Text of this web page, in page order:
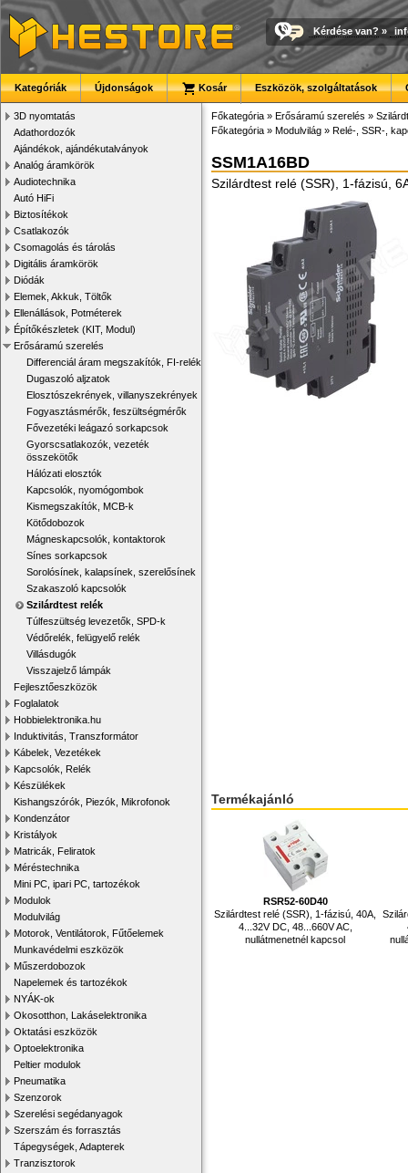
Kérdése van? »
Kategóriák Újdonságok Kosár Eszközök, szolgáltatások
3D nyomtatás
Adathordozók
Ajándékok, ajándékutalványok
Analóg áramkörök
Audiotechnika
Autó HiFi
Biztosítékok
Csatlakozók
Csomagolás és tárolás
Digitális áramkörök
Diódák
Elemek, Akkuk, Töltők
Ellenállások, Potméterek
Építőkészletek (KIT, Modul)
Erősáramú szerelés
Differenciál áram megszakítók, FI-relék
Dugaszoló aljzatok
Elosztószekrények, villanyszekrények
Fogyasztásmérők, feszültségmérők
Fővezetéki leágazó sorkapcsok
Gyorscsatlakozók, vezeték
összekötők
Hálózati elosztók
Kapcsolók, nyomógombok
Kismegszakítók, MCB-k
Kötődobozok
Mágneskapcsolók, kontaktorok
Sínes sorkapcsok
Sorolósínek, kalapsínek, szerelősínek
Szakaszoló kapcsolók
Szilárdtest relék
Túlfeszültség levezetők, SPD-k
Védőrelék, felügyelő relék
Villásdugók
Visszajelző lámpák
Fejlesztőeszközök
Foglalatok
Hobbielektronika.hu
Induktivitás, Transzformátor
Kábelek, Vezetékek
Kapcsolók, Relék
Készülékek
Kishangszórók, Piezók, Mikrofonok
Kondenzátor
Kristályok
Matricák, Feliratok
Méréstechnika
Mini PC, ipari PC, tartozékok
Modulok
Modulvilág
Motorok, Ventilátorok, Fűtőelemek
Munkavédelmi eszközök
Műszerdobozok
Napelemek és tartozékok
NYÁK-ok
Okosotthon, Lakáselektronika
Oktatási eszközök
Optoelektronika
Peltier modulok
Pneumatika
Szenzorok
Szerelési segédanyagok
Szerszám és forrasztás
Tápegységek, Adapterek
Tranzisztorok
Főkategória » Erősáramú szerelés »
Főkategória » Modulvilág » Relé-, SSR-,
SSM1A16BD
Szilárdtest relé (SSR), 1-fázisú,
Termékajánló
RSR52-60D40
Szilárdtest relé (SSR), 1-fázisú, 40A,
4...32V DC, 48...660V AC,
nullátmenetnél kapcsol